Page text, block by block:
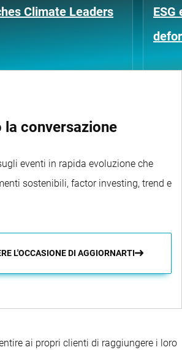
Climate Leaders
la conversazione
eventi in rapida evoluzione che
sostenibili, factor investing, trend e
L'OCCASIONE DI AGGIORNARTI
ai propri clienti di raggiungere i loro